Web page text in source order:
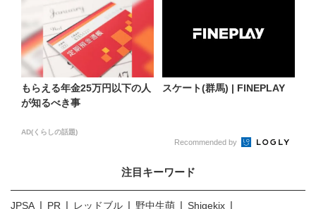
もらえる年金25万円以下の人
が知るべき事
AD(くらしの話題)
スケート(群馬) | FINEPLAY
Recommended by
注目キーワード
JPSA PR レッドブル 野中生萌
Shigekix